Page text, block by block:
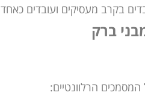
בקרב מעסיקים ועובדים כאחד
ברק
הרלוונטיים: